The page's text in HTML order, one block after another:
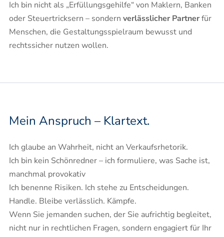
Ich bin nicht als „Erfüllungsgehilfe“ von Maklern, Banken
oder Steuertricksern – sondern verlässlicher Partnerfür
Menschen, die Gestaltungsspielraum bewusst und
rechtssicher nutzen wollen.
Mein Anspruch – Klartext.
Ich glaube an Wahrheit, nicht an Verkaufsrhetorik.
Ich bin kein Schönredner – ich formuliere, was Sache ist,
manchmal provokativ
Ich benenne Risiken. Ich stehe zu Entscheidungen.
Handle. Bleibe verlässlich. Kämpfe.
Wenn Sie jemanden suchen, der Sie aufrichtig begleitet,
nicht nur in rechtlichen Fragen, sondern engagiert für Ihr